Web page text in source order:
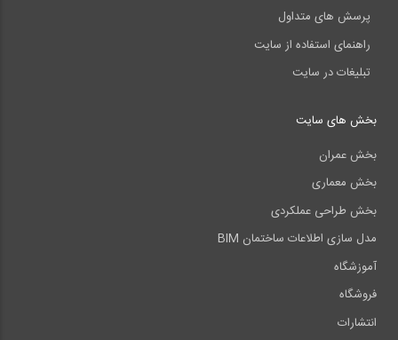
پرسش های متداول
راهنمای استفاده از سایت
تبلیغات در سایت
بخش های سایت
بخش عمران
بخش معماری
بخش طراحی عملکردی
مدل سازی اطلاعات ساختمان BIM
آموزشگاه
فروشگاه
انتشارات